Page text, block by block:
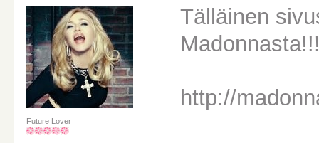
Future Lover
Tälläinen
http://